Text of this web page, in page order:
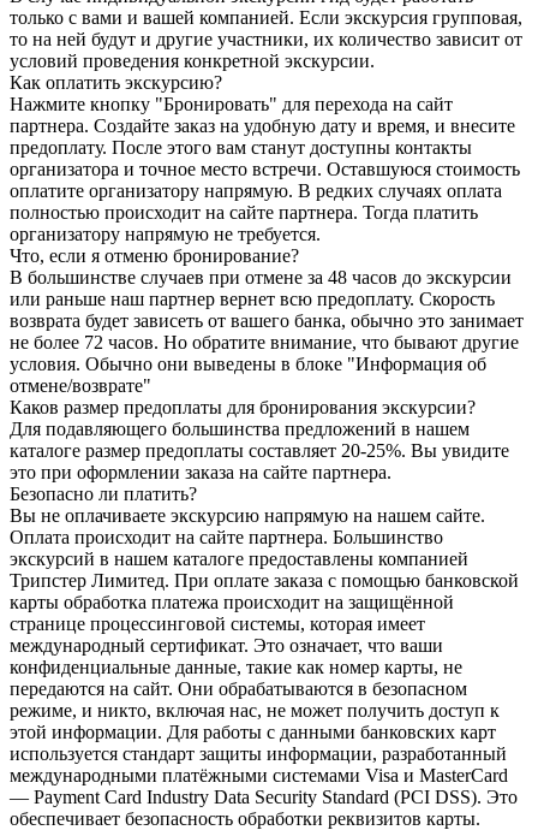
только с вами и вашей компанией. Если экскурсия групповая,
то на ней будут и другие участники, их количество зависит от
условий проведения конкретной экскурсии.
Как оплатить экскурсию?
Нажмите кнопку "Бронировать" для перехода на сайт
партнера. Создайте заказ на удобную дату и время, и внесите
предоплату. После этого вам станут доступны контакты
организатора и точное место встречи. Оставшуюся стоимость
оплатите организатору напрямую. В редких случаях оплата
полностью происходит на сайте партнера. Тогда платить
организатору напрямую не требуется.
Что, если я отменю бронирование?
В большинстве случаев при отмене за 48 часов до экскурсии
или раньше наш партнер вернет всю предоплату. Скорость
возврата будет зависеть от вашего банка, обычно это занимает
не более 72 часов. Но обратите внимание, что бывают другие
условия. Обычно они выведены в блоке "Информация об
отмене/возврате"
Каков размер предоплаты для бронирования экскурсии?
Для подавляющего большинства предложений в нашем
каталоге размер предоплаты составляет 20-25%. Вы увидите
это при оформлении заказа на сайте партнера.
Безопасно ли платить?
Вы не оплачиваете экскурсию напрямую на нашем сайте.
Оплата происходит на сайте партнера. Большинство
экскурсий в нашем каталоге предоставлены компанией
Трипстер Лимитед. При оплате заказа с помощью банковской
карты обработка платежа происходит на защищённой
странице процессинговой системы, которая имеет
международный сертификат. Это означает, что ваши
конфиденциальные данные, такие как номер карты, не
передаются на сайт. Они обрабатываются в безопасном
режиме, и никто, включая нас, не может получить доступ к
этой информации. Для работы с данными банковских карт
используется стандарт защиты информации, разработанный
международными платёжными системами Visa и MasterCard
— Payment Card Industry Data Security Standard (PCI DSS). Это
обеспечивает безопасность обработки реквизитов карты.